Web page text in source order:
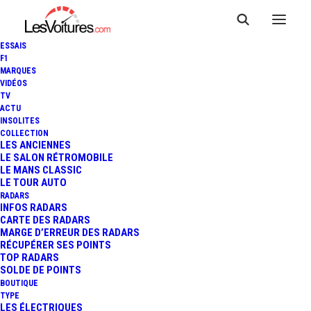
ESSAIS
F1
MARQUES
VIDÉOS
TV
ACTU
INSOLITES
COLLECTION
LES ANCIENNES
LE SALON RÉTROMOBILE
LE MANS CLASSIC
LE TOUR AUTO
RADARS
INFOS RADARS
CARTE DES RADARS
MARGE D’ERREUR DES RADARS
RÉCUPÉRER SES POINTS
TOP RADARS
SOLDE DE POINTS
BOUTIQUE
TYPE
LES ÉLECTRIQUES
13 août 2021
PARIS : À L’EAU AVEC LE